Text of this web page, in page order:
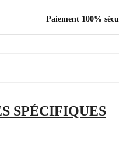
Paiement 100%
SPÉCIFIQUES